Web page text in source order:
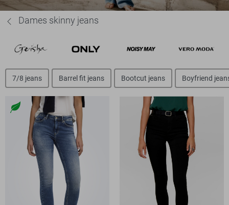
Dames skinny jeans
7/8 jeans Barrel fit jeans Bootcut jeans Boyfriend